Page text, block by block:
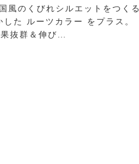
風のくびれシルエットをつくる
た ルーツカラー をプラス。
抜群＆伸び…